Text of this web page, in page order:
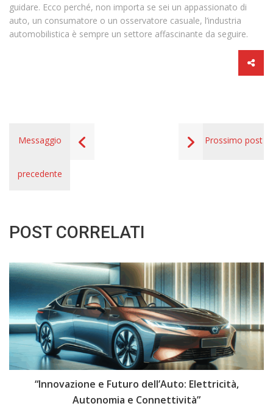
guidare. Ecco perché, non importa se sei un appassionato di
auto, un consumatore o un osservatore casuale, l’industria
automobilistica è sempre un settore affascinante da seguire.
Messaggio
precedente
Prossimo post
POST CORRELATI
“Innovazione e Futuro dell’Auto: Elettricità,
Autonomia e Connettività”